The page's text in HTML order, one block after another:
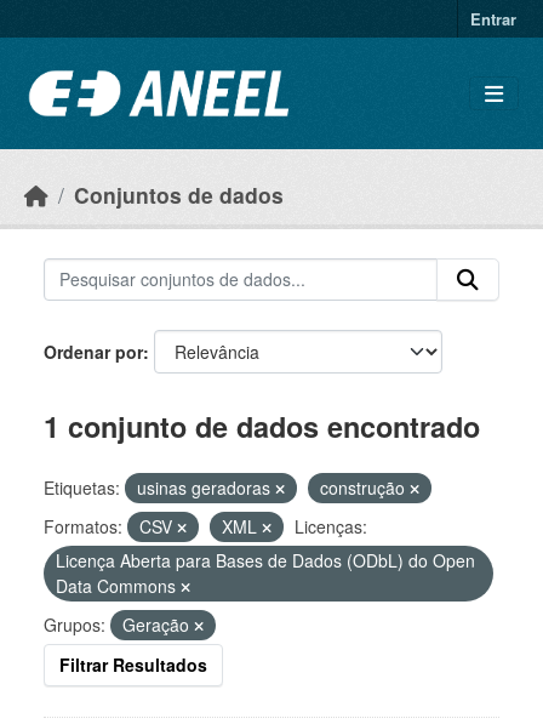
Entrar
Conjuntos de dados
Ordenar por
1 conjunto de dados encontrado
Etiquetas: usinas geradoras
construção
Formatos:
CSV XML
Licenças:
Licença Aberta para Bases de Dados (ODbL) do Open
Data Commons
Grupos:
Geração
Filtrar Resultados